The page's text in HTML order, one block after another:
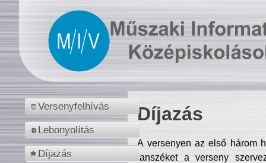
Versenyfelhívás
Lebonyolítás
Díjazás
Díjazás
A versenyen az első három
tanszéket a verseny